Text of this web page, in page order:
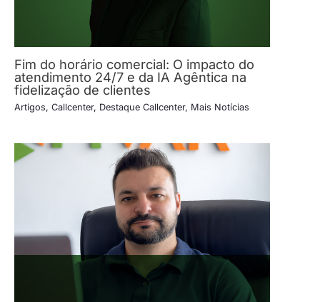
Fim do horário comercial: O impacto do
atendimento 24/7 e da IA Agêntica na
fidelização de clientes
Artigos, Callcenter, Destaque Callcenter, Mais Notícias